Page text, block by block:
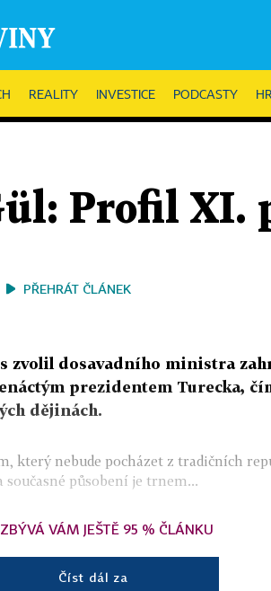
REALITY INVESTICE PODCASTY
Profil XI.
PŘEHRÁT ČLÁNEK
zvolil dosavadního ministra
prezidentem Turecka,
dějinách.
který nebude pocházet z tradičních
působení je trnem...
ZBÝVÁ VÁM JEŠTĚ 95 % ČLÁNKU
Číst dál za